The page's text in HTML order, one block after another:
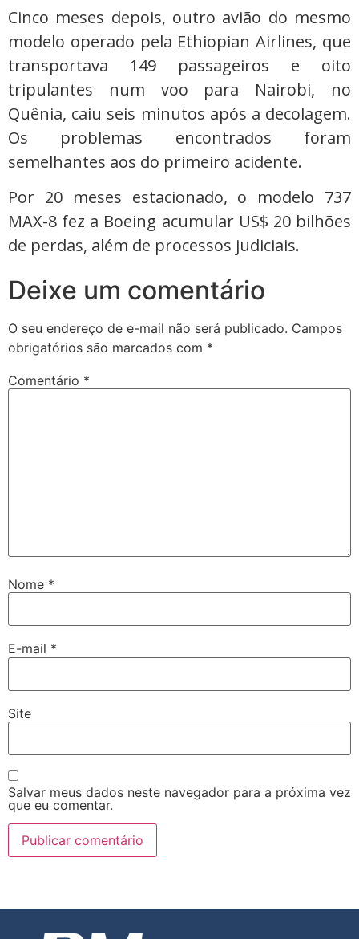
Cinco meses depois, outro avião do mesmo
modelo operado pela Ethiopian Airlines, que
transportava 149 passageiros e oito
tripulantes num voo para Nairobi, no
Quênia, caiu seis minutos após a decolagem.
Os problemas encontrados foram
semelhantes aos do primeiro acidente.
Por 20 meses estacionado, o modelo 737
MAX-8 fez a Boeing acumular US$ 20 bilhões
de perdas, além de processos judiciais.
Deixe um comentário
O seu endereço de e-mail não será publicado. Campos
obrigatórios são marcados com *
Comentário *
Nome *
E-mail *
Site
Salvar meus dados neste navegador para a próxima vez
que eu comentar.